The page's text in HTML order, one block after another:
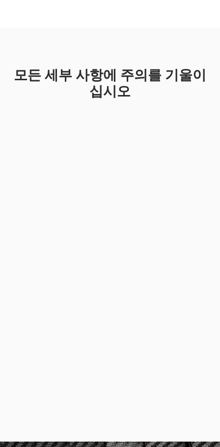
모든 세부 사항에 주의를 기울이
십시오